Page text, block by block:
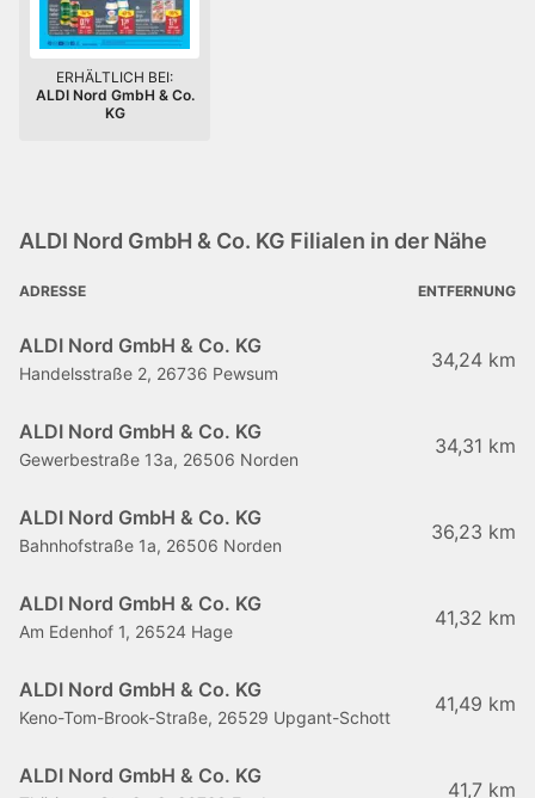
ERHÄLTLICH BEI:
ALDI Nord GmbH & Co.
KG
ALDI Nord GmbH & Co. KG Filialen in der Nähe
ADRESSE ENTFERNUNG
ALDI Nord GmbH & Co. KG
Handelsstraße 2, 26736 Pewsum
34,24 km
ALDI Nord GmbH & Co. KG
Gewerbestraße 13a, 26506 Norden
34,31 km
ALDI Nord GmbH & Co. KG
Bahnhofstraße 1a, 26506 Norden
36,23 km
ALDI Nord GmbH & Co. KG
Am Edenhof 1, 26524 Hage
41,32 km
ALDI Nord GmbH & Co. KG
Keno-Tom-Brook-Straße, 26529 Upgant-Schott
41,49 km
ALDI Nord GmbH & Co. KG
41,7 km